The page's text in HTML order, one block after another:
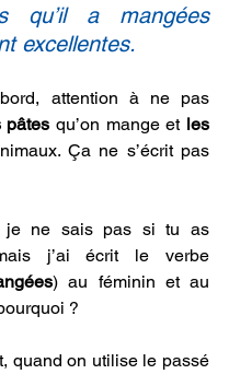
qu’il a mangées
excellentes.
attention à ne pas
pâtes qu’on mange et les
Ça ne s’écrit pas
je ne sais pas si tu as
j’ai écrit le verbe
) au féminin et au
?
quand on utilise le passé